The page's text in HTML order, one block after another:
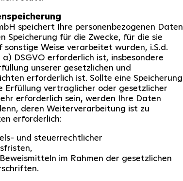
speichert Ihre personenbezogenen Daten
Speicherung für die Zwecke, für die sie
sonstige Weise verarbeitet wurden, i.S.d.
DSGVO erforderlich ist, insbesondere
unserer gesetzlichen und
erforderlich ist. Sollte eine Speicherung
Erfüllung vertraglicher oder gesetzlicher
erforderlich sein, werden Ihre Daten
deren Weiterverarbeitung ist zu
erforderlich:
und steuerrechtlicher
im Rahmen der gesetzlichen